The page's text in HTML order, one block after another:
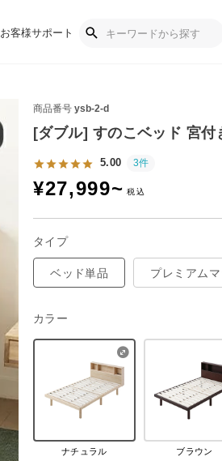
お客様サポート
商品番号 ysb-2-d
[ダブル] すのこベッド 宮付
5.00 3件
¥27,999~
タイプ
ベッド単品 プレミアム
カラー
ナチュラル ブラウン